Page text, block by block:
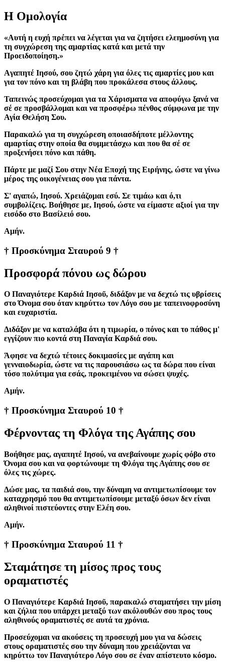
Η Ομολογία
«Αυτή η ευχή πρέπει να λέγεται για να ζητήσει ελεημοσύνη για
τη συγχώρεση της αμαρτίας κατά και μετά την
Προειδοποίηση.»
Aγαπητέ Ιησού, σου ζητώ χάρη για όλες τις αμαρτίες μου και
για τον πόνο και τη βλάβη που προκάλεσα στους άλλους.
Ταπεινώς προσεύχομαι για τα Χάρισματα να αποφύγω ξανά να
σέ σε προσβάλλομαι και να προσφέρω πένθος σύμφωνα με την
Αγία Θελήση Σου.
Παρακαλώ για τη συγχώρεση οποιασδήποτε μέλλοντης
αμαρτίας στην οποία θα συμμετάσχω και που θα σέ σε
προξενήσει πόνο και πάθη.
Πάρτε με μαζί Σου στην Νέα Εποχή της Ειρήνης, ώστε να γίνω
μέρος της οικογένειας σου για πάντα.
Σ' αγαπώ, Ιησού. Χρειάζομαι εσύ. Σε τιμάω και ό,τι
συμβολίζεις. Βοήθησε με, Ιησού, ώστε να είμαστε αξιοί για την
εισόδο στο Βασίλειό σου.
Aμήν.
† Προσκύνημα Σταυρού 9 †
Προσφορά πόνου ως δώρου
Ο Παναγιότερε Καρδιά Ιησοῦ, διδάξον με να δεχτώ τις υβρίσεις
στο Όνομα σου όταν κηρύττω τον Λόγο σου με ταπεινοφροσύνη
και ευχαριστία.
Διδάξον με να καταλάβα ότι η τιμωρία, ο πόνος και το πάθος μ'
εγγίζουν πιο κοντά στη Παναγία Καρδιά σου.
Άφησε να δεχτώ τέτοιες δοκιμασίες με αγάπη και
γενναιοδωρία, ώστε να τις παρουσιάσω ως τα δώρα που είναι
τόσο πολύτιμα για εσάς, προκειμένου να σώσει ψυχές.
Aμήν.
† Προσκύνημα Σταυρού 10 †
Φέρνοντας τη Φλόγα της Αγάπης σου
Βοήθησε μας, αγαπητέ Ιησού, να ανεβαίνουμε χωρίς φόβο στο
Όνομα σου και να φορτώνουμε τη Φλόγα της Αγάπης σου σε
όλες τις χώρες.
Δώσε μας, τα παιδιά σου, την δύναμη να αντιμετωπίσουμε τον
καταχρησμό που θα αντιμετωπίσουμε μεταξύ όσων δεν είναι
αληθινοί πιστεύοντες στην Ελέη σου.
Aμήν.
† Προσκύνημα Σταυρού 11 †
Σταμάτησε τη μίσος προς τους
οραματιστές
Ο Παναγιότερε Καρδιά Ιησοῦ, παρακαλώ σταματήσει την μίση
και ζήλια που υπάρχει μεταξύ των ακόλουθών σου προς τους
αληθινούς οραματιστές σε αυτά τα χρόνια.
Προσεύχομαι να ακούσεις τη προσευχή μου για να δώσεις
στους οραματιστές σου την δύναμη που χρειάζονται να
κηρύττω τον Παναγιότερο Λόγο σου σε έναν απίστευτο κόσμο.